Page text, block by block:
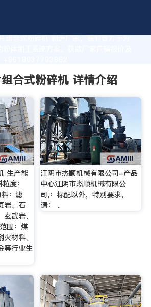
组合式粉碎机 制造厂家，我们致力于为
体加工系统方案。获取厂家直销报价及
合式粉碎机 详情介绍
生产能
度：
：滤
岩、石
武岩、
围：煤
材料、
等行业生
江阴市杰顺机械有限公司-产品
中心江阴市杰顺机械有限公
司,：标配以外，特别要求，
请： 。